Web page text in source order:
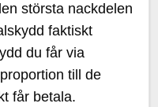
största nackdelen
faktiskt
du får via
till de
får betala.